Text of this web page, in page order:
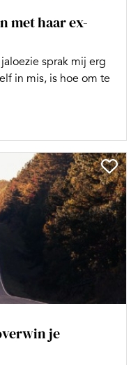
met haar ex-
sprak mij erg
in mis, is hoe om te
je